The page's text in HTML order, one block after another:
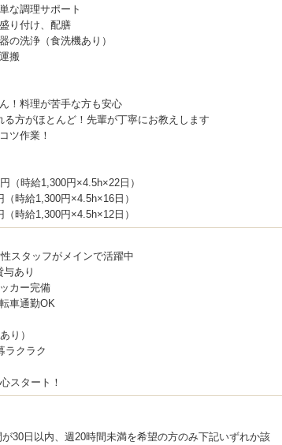
な調理サポート
り付け、配膳
の洗浄（食洗機あり）
搬
！料理が苦手な方も安心
方がほとんど！先輩が丁寧にお教えします
ツ作業！
（時給1,300円×4.5h×22日）
時給1,300円×4.5h×16日）
時給1,300円×4.5h×12日）
スタッフがメインで活躍中
与あり
カー完備
車通勤OK
り）
ラクラク
スタート！
30日以内、週20時間未満を希望の方のみ下記いずれか該